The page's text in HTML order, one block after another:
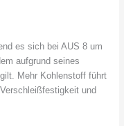
es sich bei AUS 8 um
aufgrund seines
Mehr Kohlenstoff führt
und